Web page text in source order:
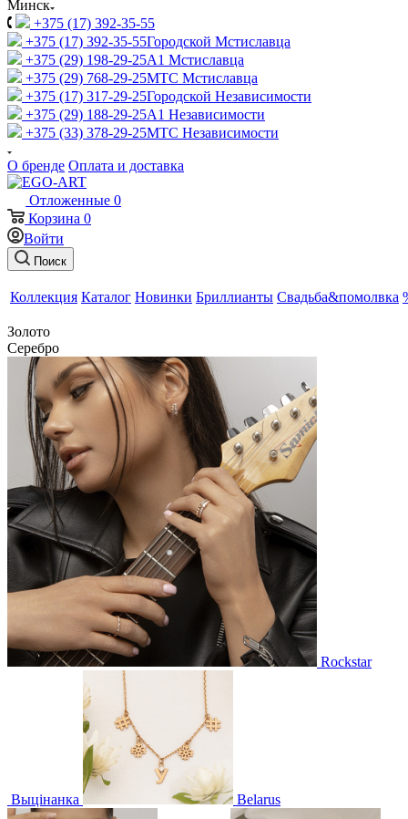
Минск
+375 (17) 392-35-55
+375 (17) 392-35-55Городской Мстиславца
+375 (29) 198-29-25A1 Мстиславца
+375 (29) 768-29-25МТС Мстиславца
+375 (17) 317-29-25Городской Независимости
+375 (29) 188-29-25A1 Независимости
+375 (33) 378-29-25МТС Независимости
О бренде Оплата и доставка
Отложенные 0
Корзина 0
Войти
Поиск
Коллекция Каталог Новинки Бриллианты Свадьба&помолвка
Золото
Серебро
Rockstar
Выцінанка Belarus